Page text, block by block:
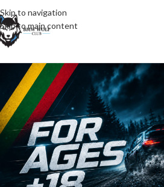
Skip to navigation
Skip to main content